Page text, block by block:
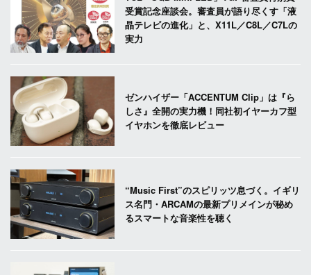
受賞記念座談会。審査員が語り尽くす「液
晶テレビの進化」と、X11L／C8L／C7Lの
実力
ゼンハイザー「ACCENTUM Clip」は『ら
しさ』全開の実力機！同社初イヤーカフ型
イヤホンを徹底レビュー
“Music First”のスピリッツ息づく。イギリ
ス名門・ARCAMの最新プリメインが秘め
るスマートな音楽性を聴く